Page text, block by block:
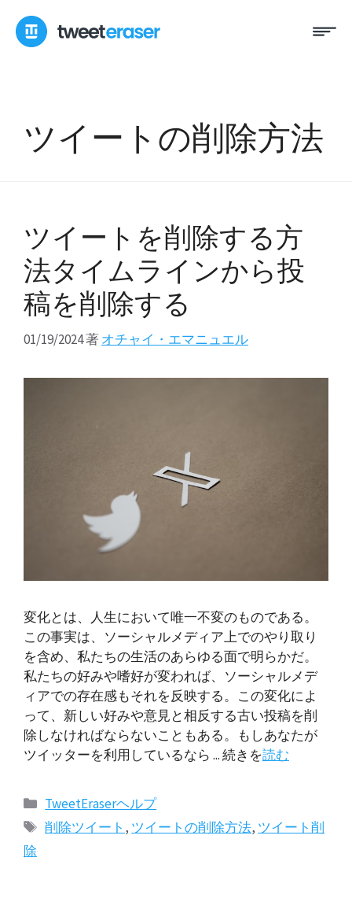
メ
ツイートの削除方法
ツイートを削除する方
法タイムラインから投
稿を削除する
01/19/2024著 オチャイ・エマニュエル
変化とは、人生において唯一不変のものである。
この事実は、ソーシャルメディア上でのやり取り
を含め、私たちの生活のあらゆる面で明らかだ。
私たちの好みや嗜好が変われば、ソーシャルメデ
ィアでの存在感もそれを反映する。この変化によ
って、新しい好みや意見と相反する古い投稿を削
除しなければならないこともある。もしあなたが
ツイッターを利用しているなら ... 続きを読む
カ
テ
ゴ
TweetEraserヘルプ
タ
削除ツイート , ツイートの削除方法, ツイート削
除